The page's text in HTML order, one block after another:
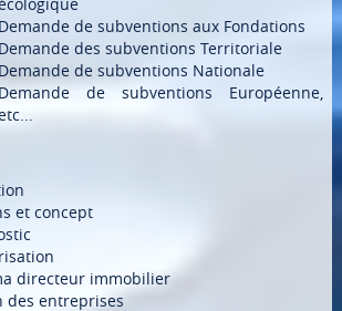
Demande de subventions aux Fondations
Demande des subventions Territoriale
Demande de subventions Nationale
Demande de subventions Européenne,
et concept
directeur immobilier
des entreprises